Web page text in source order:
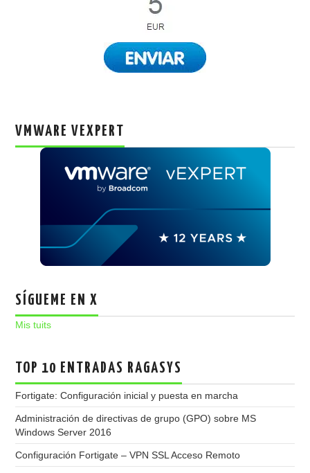
VMWARE VEXPERT
SÍGUEME EN X
Mis tuits
TOP 10 ENTRADAS RAGASYS
Fortigate: Configuración inicial y puesta en marcha
Administración de directivas de grupo (GPO) sobre MS
Windows Server 2016
Configuración Fortigate – VPN SSL Acceso Remoto